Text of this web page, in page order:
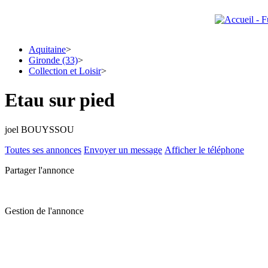
Aquitaine>
Gironde (33)>
Collection et Loisir>
Etau sur pied
joel BOUYSSOU
Toutes ses annonces Envoyer un message Afficher le téléphone
Partager l'annonce
Gestion de l'annonce